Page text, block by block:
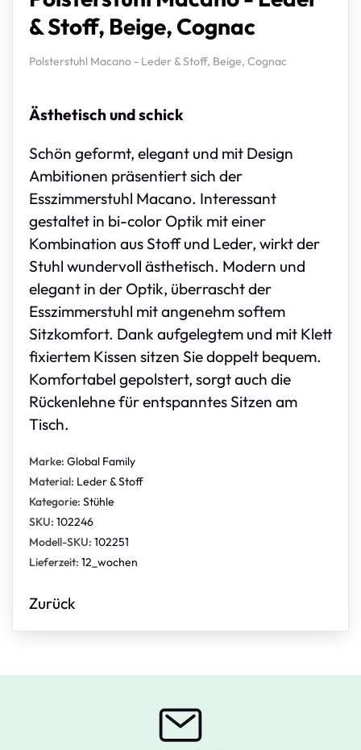
& Stoff, Beige, Cognac
Polsterstuhl Macano - Leder & Stoff, Beige, Cognac
Ästhetisch und schick
Schön geformt, elegant und mit Design
Ambitionen präsentiert sich der
Esszimmerstuhl Macano. Interessant
gestaltet in bi-color Optik mit einer
Kombination aus Stoff und Leder, wirkt der
Stuhl wundervoll ästhetisch. Modern und
elegant in der Optik, überrascht der
Esszimmerstuhl mit angenehm softem
Sitzkomfort. Dank aufgelegtem und mit Klett
fixiertem Kissen sitzen Sie doppelt bequem.
Komfortabel gepolstert, sorgt auch die
Rückenlehne für entspanntes Sitzen am
Tisch.
Marke: Global Family
Material: Leder & Stoff
Kategorie: Stühle
SKU: 102246
Modell-SKU: 102251
Lieferzeit: 12_wochen
Zurück